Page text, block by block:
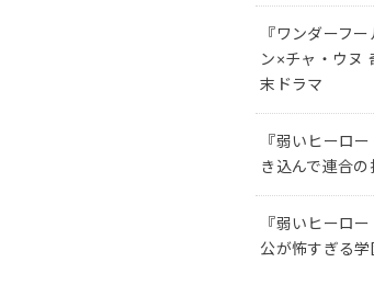
『ワンダーフ
ン×チャ・ウヌ
末ドラマ
『弱いヒーロ
き込んで連合の
『弱いヒーロ
公が怖すぎる学